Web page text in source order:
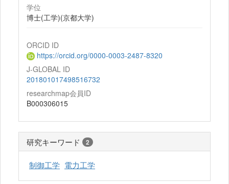
学位
博士(工学)(京都大学)
ORCID ID
https://orcid.org/0000-0003-2487-8320
J-GLOBAL ID
201801017498516732
researchmap会員ID
B000306015
研究キーワード 2
制御工学 電力工学